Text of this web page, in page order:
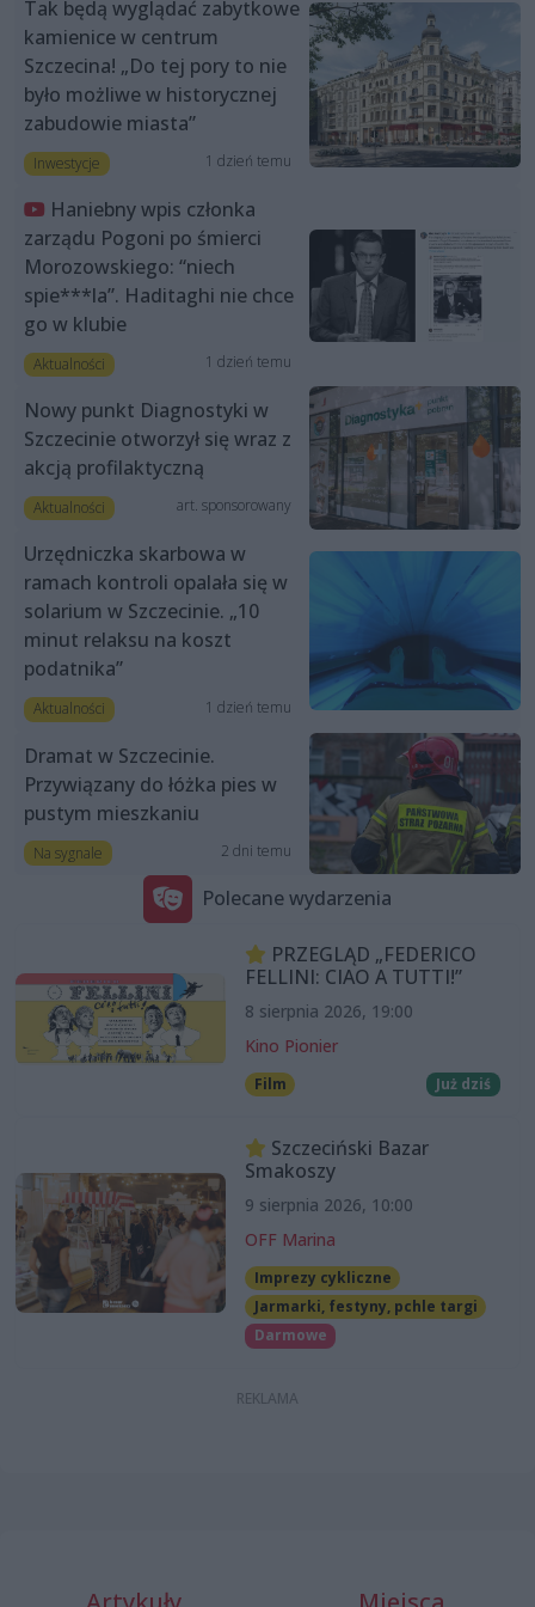
Tak będą wyglądać zabytkowe
kamienice w centrum
Szczecina! „Do tej pory to nie
było możliwe w historycznej
zabudowie miasta”
Inwestycje 1 dzień temu
Haniebny wpis członka
zarządu Pogoni po śmierci
Morozowskiego: “niech
spie***la”. Haditaghi nie chce
go w klubie
Aktualności 1 dzień temu
Nowy punkt Diagnostyki w
Szczecinie otworzył się wraz z
akcją profilaktyczną
Aktualności art. sponsorowany
Urzędniczka skarbowa w
ramach kontroli opalała się w
solarium w Szczecinie. „10
minut relaksu na koszt
podatnika”
Aktualności 1 dzień temu
Dramat w Szczecinie.
Przywiązany do łóżka pies w
pustym mieszkaniu
Na sygnale 2 dni temu
Polecane wydarzenia
PRZEGLĄD „FEDERICO
FELLINI: CIAO A TUTTI!”
8 sierpnia 2026, 19:00
Kino Pionier
Film Już dziś
Szczeciński Bazar
Smakoszy
9 sierpnia 2026, 10:00
OFF Marina
Imprezy cykliczne
Jarmarki, festyny, pchle targi
Darmowe